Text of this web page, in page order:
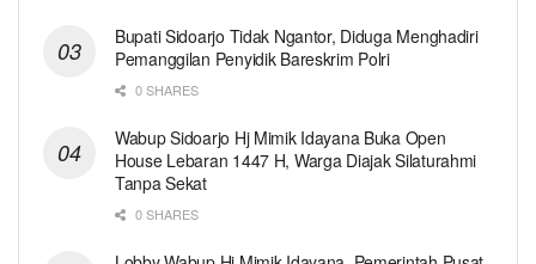
Bupati Sidoarjo Tidak Ngantor, Diduga Menghadiri
Pemanggilan Penyidik Bareskrim Polri
0 SHARES
Wabup Sidoarjo Hj Mimik Idayana Buka Open
House Lebaran 1447 H, Warga Diajak Silaturahmi
Tanpa Sekat
0 SHARES